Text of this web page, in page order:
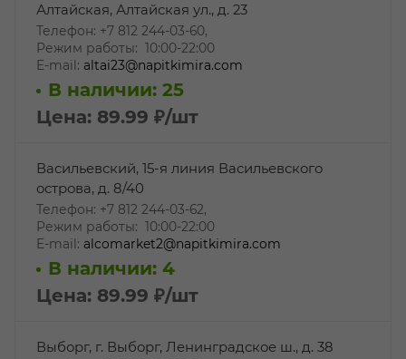
Алтайская, Алтайская ул., д. 23
Телефон: +7 812 244-03-60,
Режим работы: 10:00-22:00
E-mail: altai23@napitkimira.com
В наличии: 25
Цена: 89.99 ₽/шт
Васильевский, 15-я линия Васильевского
острова, д. 8/40
Телефон: +7 812 244-03-62,
Режим работы: 10:00-22:00
E-mail: alcomarket2@napitkimira.com
В наличии: 4
Цена: 89.99 ₽/шт
Выборг, г. Выборг, Ленинградское ш., д. 38